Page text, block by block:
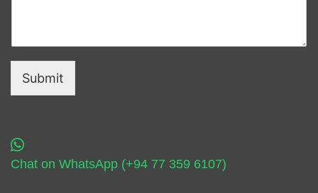
Submit
Chat on WhatsApp (+94 77 359 6107)